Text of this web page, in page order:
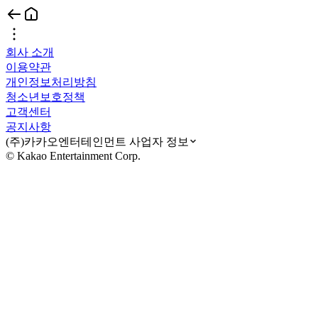
회사 소개
이용약관
개인정보처리방침
청소년보호정책
고객센터
공지사항
(주)카카오엔터테인먼트 사업자 정보
© Kakao Entertainment Corp.